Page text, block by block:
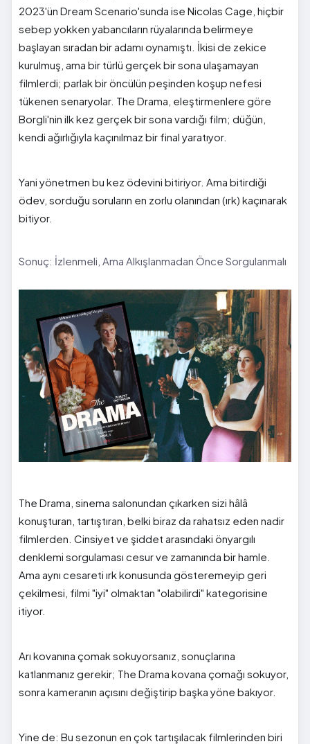
2023'ün Dream Scenario'sunda ise Nicolas Cage, hiçbir
sebep yokken yabancıların rüyalarında belirmeye
başlayan sıradan bir adamı oynamıştı. İkisi de zekice
kurulmuş, ama bir türlü gerçek bir sona ulaşamayan
filmlerdi; parlak bir öncülün peşinden koşup nefesi
tükenen senaryolar. The Drama, eleştirmenlere göre
Borgli'nin ilk kez gerçek bir sona vardığı film; düğün,
kendi ağırlığıyla kaçınılmaz bir final yaratıyor.
Yani yönetmen bu kez ödevini bitiriyor. Ama bitirdiği
ödev, sorduğu soruların en zorlu olanından (ırk) kaçınarak
bitiyor.
Sonuç: İzlenmeli, Ama Alkışlanmadan Önce Sorgulanmalı
The Drama, sinema salonundan çıkarken sizi hâlâ
konuşturan, tartıştıran, belki biraz da rahatsız eden nadir
filmlerden. Cinsiyet ve şiddet arasındaki önyargılı
denklemi sorgulaması cesur ve zamanında bir hamle.
Ama aynı cesareti ırk konusunda gösteremeyip geri
çekilmesi, filmi "iyi" olmaktan "olabilirdi" kategorisine
itiyor.
Arı kovanına çomak sokuyorsanız, sonuçlarına
katlanmanız gerekir; The Drama kovana çomağı sokuyor,
sonra kameranın açısını değiştirip başka yöne bakıyor.
Yine de: Bu sezonun en çok tartışılacak filmlerinden biri